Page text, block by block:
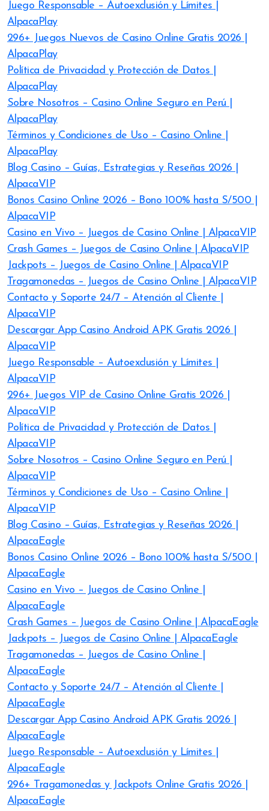
Juego Responsable – Autoexclusión y Límites |
AlpacaPlay
296+ Juegos Nuevos de Casino Online Gratis 2026 |
AlpacaPlay
Política de Privacidad y Protección de Datos |
AlpacaPlay
Sobre Nosotros – Casino Online Seguro en Perú |
AlpacaPlay
Términos y Condiciones de Uso – Casino Online |
AlpacaPlay
Blog Casino – Guías, Estrategias y Reseñas 2026 |
AlpacaVIP
Bonos Casino Online 2026 – Bono 100% hasta S/500 |
AlpacaVIP
Casino en Vivo – Juegos de Casino Online | AlpacaVIP
Crash Games – Juegos de Casino Online | AlpacaVIP
Jackpots – Juegos de Casino Online | AlpacaVIP
Tragamonedas – Juegos de Casino Online | AlpacaVIP
Contacto y Soporte 24/7 – Atención al Cliente |
AlpacaVIP
Descargar App Casino Android APK Gratis 2026 |
AlpacaVIP
Juego Responsable – Autoexclusión y Límites |
AlpacaVIP
296+ Juegos VIP de Casino Online Gratis 2026 |
AlpacaVIP
Política de Privacidad y Protección de Datos |
AlpacaVIP
Sobre Nosotros – Casino Online Seguro en Perú |
AlpacaVIP
Términos y Condiciones de Uso – Casino Online |
AlpacaVIP
Blog Casino – Guías, Estrategias y Reseñas 2026 |
AlpacaEagle
Bonos Casino Online 2026 – Bono 100% hasta S/500 |
AlpacaEagle
Casino en Vivo – Juegos de Casino Online |
AlpacaEagle
Crash Games – Juegos de Casino Online | AlpacaEagle
Jackpots – Juegos de Casino Online | AlpacaEagle
Tragamonedas – Juegos de Casino Online |
AlpacaEagle
Contacto y Soporte 24/7 – Atención al Cliente |
AlpacaEagle
Descargar App Casino Android APK Gratis 2026 |
AlpacaEagle
Juego Responsable – Autoexclusión y Límites |
AlpacaEagle
296+ Tragamonedas y Jackpots Online Gratis 2026 |
AlpacaEagle